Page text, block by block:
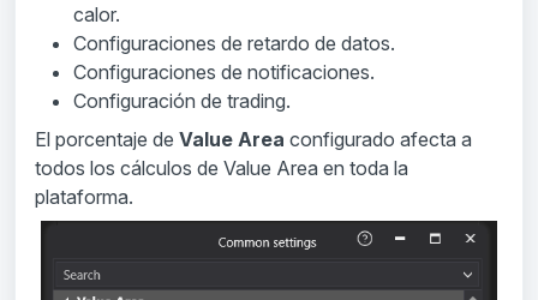
calor.
Configuraciones de retardo de datos.
Configuraciones de notificaciones.
Configuración de trading.
El porcentaje de Value Area configurado afecta a
todos los cálculos de Value Area en toda la
plataforma.